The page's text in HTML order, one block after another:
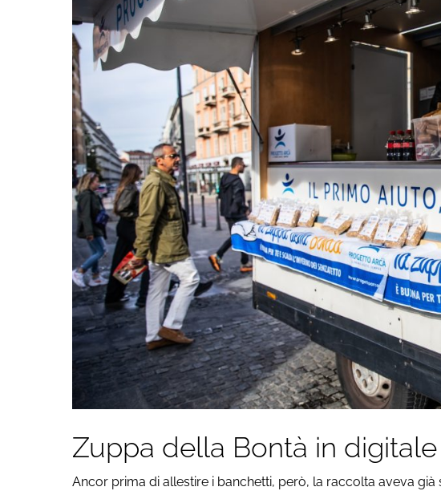
Zuppa della Bontà in digitale
Ancor prima di allestire i banchetti, però, la raccolta aveva